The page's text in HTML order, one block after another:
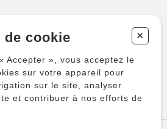
instruments
de cookie +
Accepter », vous acceptez le
sur votre appareil pour
sur le site, analyser
et contribuer à nos efforts de